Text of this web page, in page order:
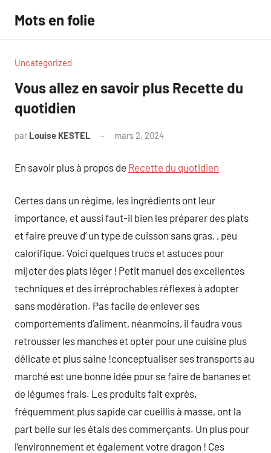
contenu
Mots en folie
Uncategorized
Vous allez en savoir plus Recette du
quotidien
par Louise KESTEL mars 2, 2024
En savoir plus à propos de Recette du quotidien
Certes dans un régime, les ingrédients ont leur
importance, et aussi faut-il bien les préparer des plats
et faire preuve d’ un type de cuisson sans gras, , peu
calorifique. Voici quelques trucs et astuces pour
mijoter des plats léger ! Petit manuel des excellentes
techniques et des irréprochables réflexes à adopter
sans modération. Pas facile de enlever ses
comportements d’aliment, néanmoins, il faudra vous
retrousser les manches et opter pour une cuisine plus
délicate et plus saine !conceptualiser ses transports au
marché est une bonne idée pour se faire de bananes et
de légumes frais. Les produits fait exprès,
fréquemment plus sapide car cueillis à masse, ont la
part belle sur les étals des commerçants. Un plus pour
l’environnement et également votre dragon ! Ces